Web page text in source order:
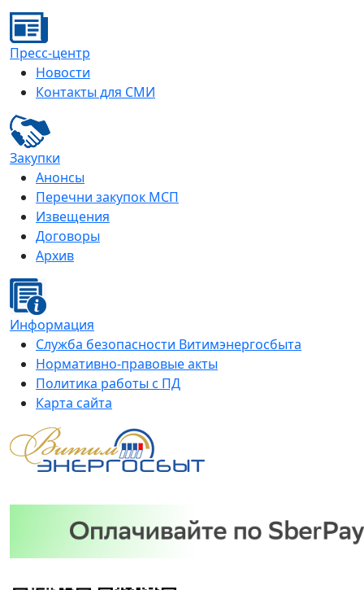
Пресс-центр
Новости
Контакты для СМИ
Закупки
Анонсы
Перечни закупок МСП
Извещения
Договоры
Архив
Информация
Служба безопасности Витимэнергосбыта
Нормативно-правовые акты
Политика работы с ПД
Карта сайта